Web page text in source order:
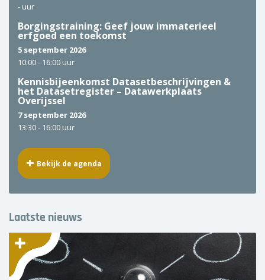
- uur
Borgingstraining: Geef jouw immaterieel
erfgoed een toekomst
5 september 2026
10:00 - 16:00 uur
Kennisbijeenkomst Datasetbeschrijvingen &
het Datasetregister – Datawerkplaats
Overijssel
7 september 2026
13:30 - 16:00 uur
Bekijk de agenda
Laatste nieuws